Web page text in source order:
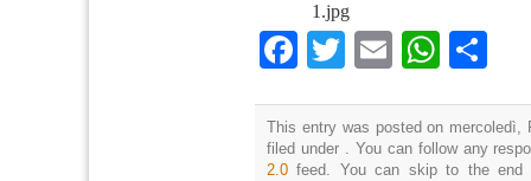
1.jpg
Facebook
TwitterEmail
This entry was posted on mercoledì,
filed under . You can follow any
2.0 feed. You can skip to the end